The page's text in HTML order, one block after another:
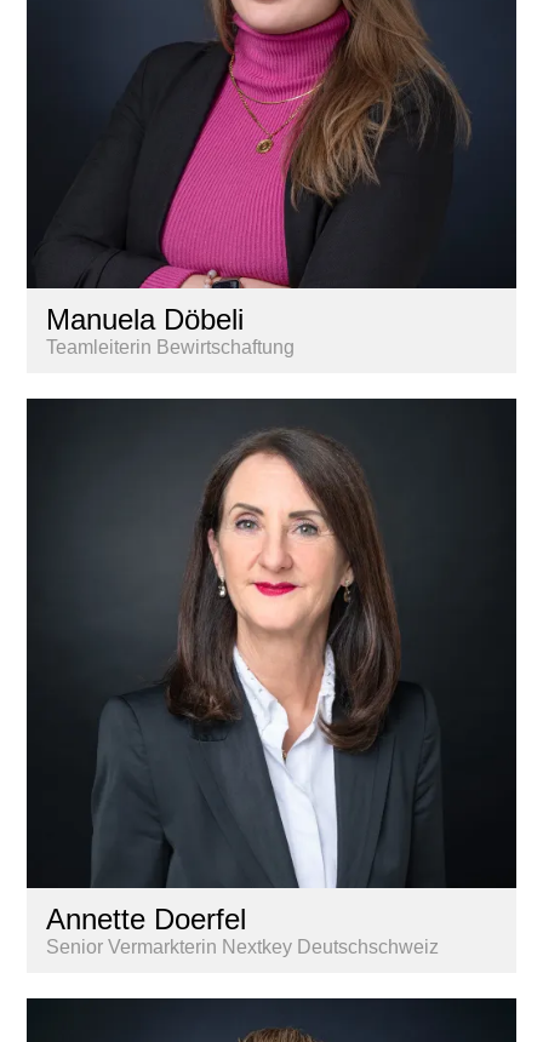
Manuela Döbeli
Teamleiterin Bewirtschaftung
Annette Doerfel
Senior Vermarkterin Nextkey Deutschschweiz